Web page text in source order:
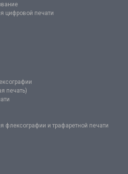
цифровой печати
печать)
флексографии и трафаретной печати